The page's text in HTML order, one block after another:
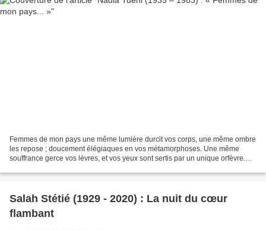
Femmes de mon pays une même lumière durcit vos corps, une même ombre
les repose ; doucement élégiaques en vos métamorphoses. Une même
souffrance gerce vos lèvres, et vos yeux sont sertis par un unique orfèvre.
Salah Stétié (1929 - 2020) : La nuit du cœur
flambant